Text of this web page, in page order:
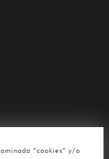
“cookies” y/o